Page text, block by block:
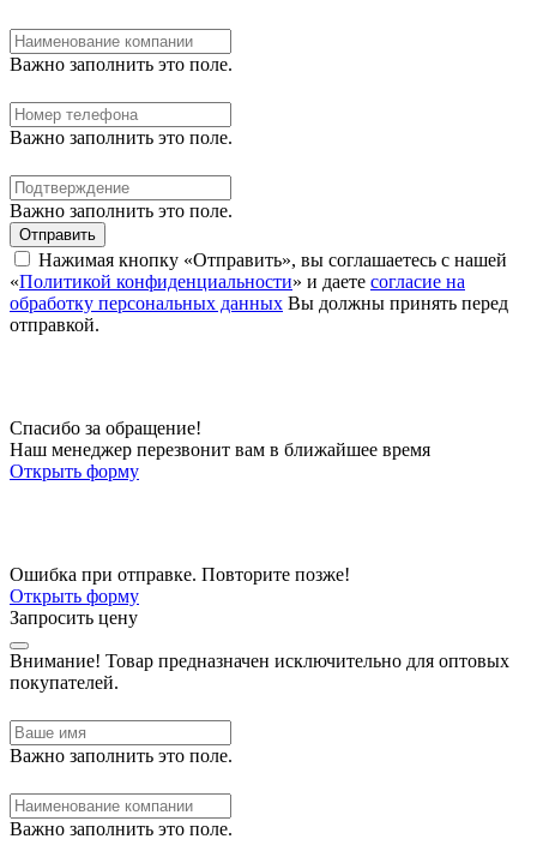
Важно заполнить это поле.
Важно заполнить это поле.
Важно заполнить это поле.
Отправить
Нажимая кнопку «Отправить», вы соглашаетесь с нашей
«Политикой конфиденциальности» и даете согласие на
обработку персональных данных Вы должны принять перед
отправкой.
Спасибо за обращение!
Наш менеджер перезвонит вам в ближайшее время
Открыть форму
Ошибка при отправке. Повторите позже!
Открыть форму
Запросить цену
Внимание! Товар предназначен исключительно для оптовых
покупателей.
Важно заполнить это поле.
Важно заполнить это поле.